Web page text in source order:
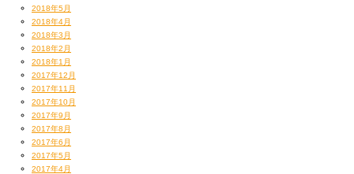
2018年5月
2018年4月
2018年3月
2018年2月
2018年1月
2017年12月
2017年11月
2017年10月
2017年9月
2017年8月
2017年6月
2017年5月
2017年4月